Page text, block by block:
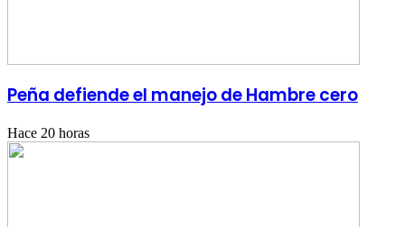
Peña defiende el manejo de Hambre cero
Hace 20 horas